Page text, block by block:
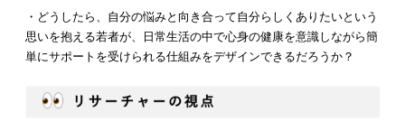
・どうしたら、自分の悩みと向き合って自分らしくありたいという
思いを抱える若者が、日常生活の中で心身の健康を意識しながら簡
単にサポートを受けられる仕組みをデザインできるだろうか？